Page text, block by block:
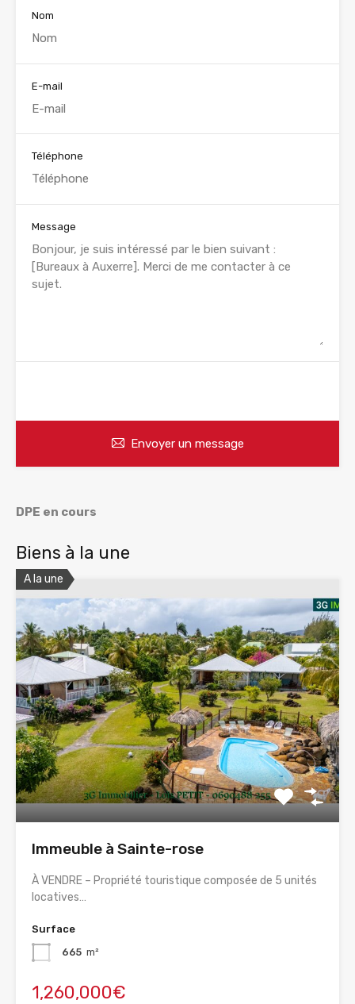
Nom
E-mail
Téléphone
Message
Envoyer un message
DPE en cours
Biens à la une
A la une
Immeuble à Sainte-rose
À VENDRE – Propriété touristique composée de 5 unités
locatives…
Surface
665 m²
1,260,000€